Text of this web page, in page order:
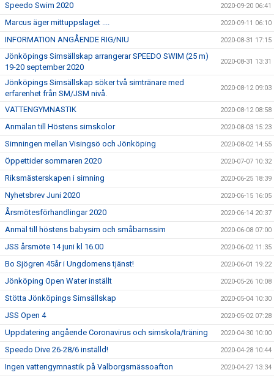
Speedo Swim 2020 2020-09-20 06:41
Marcus äger mittuppslaget .... 2020-09-11 06:10
INFORMATION ANGÅENDE RIG/NIU 2020-08-31 17:15
Jönköpings Simsällskap arrangerar SPEEDO SWIM (25 m)
19-20 september 2020
2020-08-31 13:31
Jönköpings Simsällskap söker två simtränare med
erfarenhet från SM/JSM nivå.
2020-08-12 09:03
VATTENGYMNASTIK 2020-08-12 08:58
Anmälan till Höstens simskolor 2020-08-03 15:23
Simningen mellan Visingsö och Jönköping 2020-08-02 14:55
Öppettider sommaren 2020 2020-07-07 10:32
Riksmästerskapen i simning 2020-06-25 18:39
Nyhetsbrev Juni 2020 2020-06-15 16:05
Årsmötesförhandlingar 2020 2020-06-14 20:37
Anmäl till höstens babysim och småbarnssim 2020-06-08 07:00
JSS årsmöte 14 juni kl 16.00 2020-06-02 11:35
Bo Sjögren 45år i Ungdomens tjänst! 2020-06-01 19:22
Jönköping Open Water inställt 2020-05-26 10:08
Stötta Jönköpings Simsällskap 2020-05-04 10:30
JSS Open 4 2020-05-02 07:28
Uppdatering angående Coronavirus och simskola/träning 2020-04-30 10:00
Speedo Dive 26-28/6 inställd! 2020-04-28 10:44
Ingen vattengymnastik på Valborgsmässoafton 2020-04-27 13:34